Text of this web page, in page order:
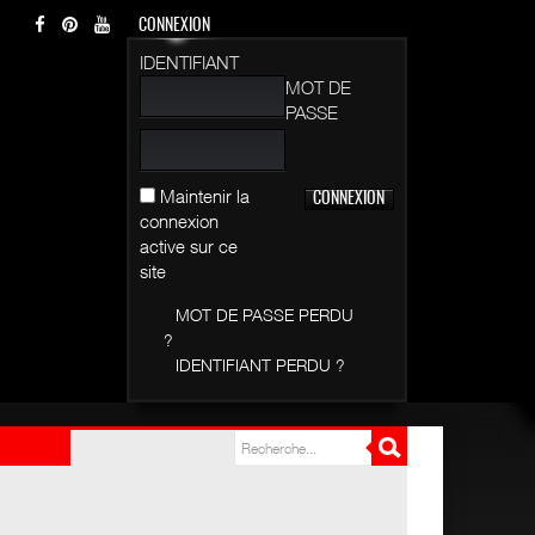
CONNEXION
IDENTIFIANT
MOT DE
PASSE
Maintenir la
connexion
active sur ce
site
MOT DE PASSE PERDU
?
IDENTIFIANT PERDU ?